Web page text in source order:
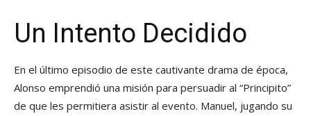
Un Intento Decidido
En el último episodio de este cautivante drama de época,
Alonso emprendió una misión para persuadir al “Principito”
de que les permitiera asistir al evento. Manuel, jugando su